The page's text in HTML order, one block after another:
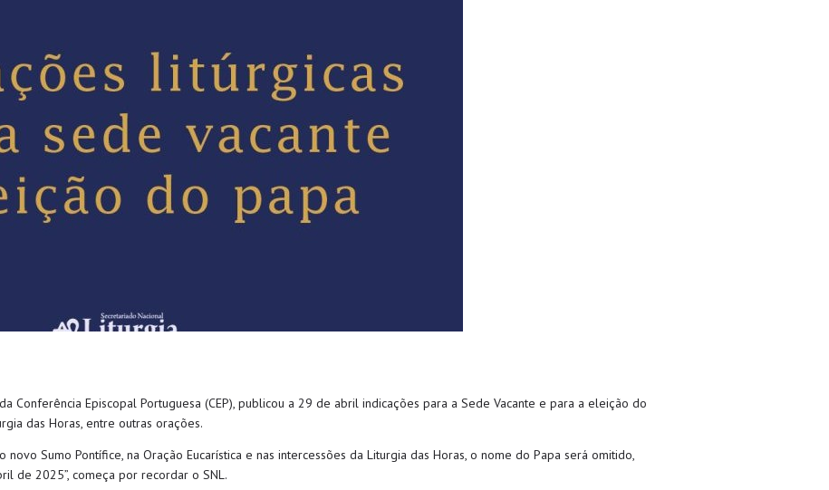
Conferência Episcopal Portuguesa (CEP), publicou a 29 de abril indicações para a Sede Vacante e para a eleição do
das Horas, entre outras orações.
Sumo Pontífice, na Oração Eucarística e nas intercessões da Liturgia das Horas, o nome do Papa será omitido,
de 2025”, começa por recordar o SNL.